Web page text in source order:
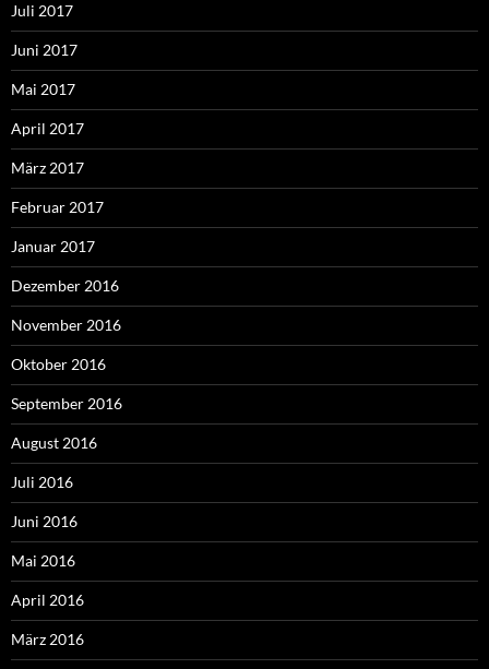
Juli 2017
Juni 2017
Mai 2017
April 2017
März 2017
Februar 2017
Januar 2017
Dezember 2016
November 2016
Oktober 2016
September 2016
August 2016
Juli 2016
Juni 2016
Mai 2016
April 2016
März 2016